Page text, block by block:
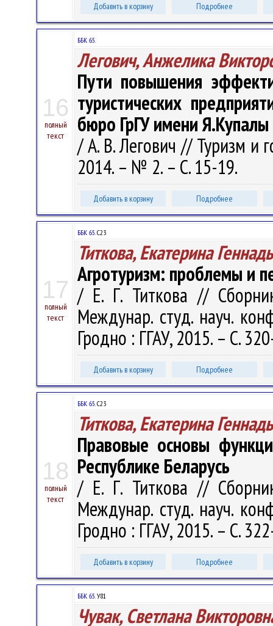
Добавить в корзину Подробнее
16
полный
текст
ББК 65.
Легович, Анжелика
Пути повышения
туристических
бюро ГрГУ имени
/ А. В. Легович // Туризм и
2014. – № 2. – С. 15-19.
Добавить в корзину Подробнее
17
полный
текст
ББК 65.С23
Титкова, Екатерина
Агротуризм: проблемы и
/ Е. Г. Титкова //
Междунар. студ. науч.
Гродно : ГГАУ, 2015. – С.
Добавить в корзину Подробнее
18
полный
текст
ББК 65.С23
Титкова, Екатерина
Правовые основы
Республике Беларусь
/ Е. Г. Титкова //
Междунар. студ. науч.
Гродно : ГГАУ, 2015. – С.
Добавить в корзину Подробнее
ББК 65.У81
Чувак, Светлана